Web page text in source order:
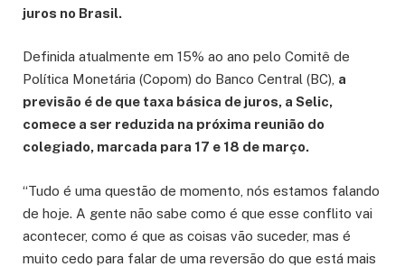
juros no Brasil.
Definida atualmente em 15% ao ano pelo Comitê de
Política Monetária (Copom) do Banco Central (BC), a
previsão é de que taxa básica de juros, a Selic,
comece a ser reduzida na próxima reunião do
colegiado, marcada para 17 e 18 de março.
“Tudo é uma questão de momento, nós estamos falando
de hoje. A gente não sabe como é que esse conflito vai
acontecer, como é que as coisas vão suceder, mas é
muito cedo para falar de uma reversão do que está mais